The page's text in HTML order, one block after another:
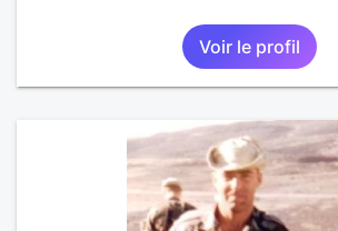
Voir le profil